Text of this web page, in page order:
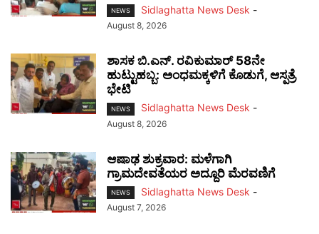
NEWS Sidlaghatta News Desk -
August 8, 2026
ಶಾಸಕ ಬಿ.ಎನ್. ರವಿಕುಮಾರ್ 58ನೇ
ಹುಟ್ಟುಹಬ್ಬ: ಅಂಧಮಕ್ಕಳಿಗೆ ಕೊಡುಗೆ, ಆಸ್ಪತ್ರೆ
ಭೇಟಿ
NEWS Sidlaghatta News Desk -
August 8, 2026
ಆಷಾಢ ಶುಕ್ರವಾರ: ಮಳೆಗಾಗಿ
ಗ್ರಾಮದೇವತೆಯರ ಅದ್ದೂರಿ ಮೆರವಣಿಗೆ
NEWS Sidlaghatta News Desk -
August 7, 2026